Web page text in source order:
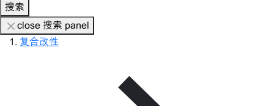
搜索
close 搜索 panel
复合改性